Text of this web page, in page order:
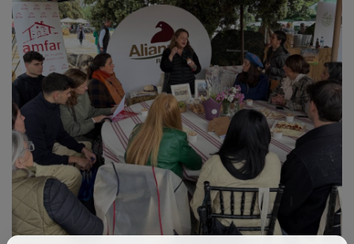
el papel de lastoreras
y las profesionales de las
explotaciones ganaderas de lidia, clausurando las
actividades destacadas de la organización para el
presente ejercicio junto con la divulgación de la labor
solidaria de la FundaciónNipaceen la rehabilitación
de niños con parálisis cerebral.
PUBLICIDAD